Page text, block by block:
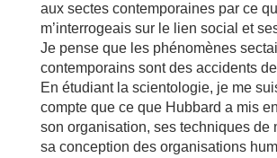
aux sectes contemporaines par ce
m’interrogeais sur le lien social et
Je pense que les phénomènes
contemporains sont des accidents
En étudiant la scientologie, je me
compte que ce que Hubbard a mis
son organisation, ses techniques de
sa conception des organisations